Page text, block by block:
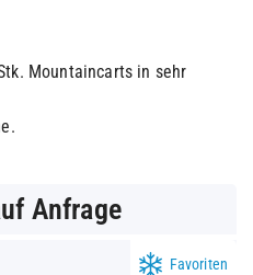
Mountaincarts in sehr
Anfrage
Favoriten